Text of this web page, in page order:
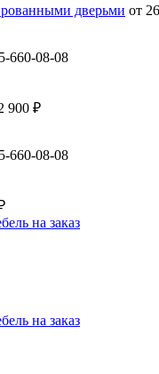
дверьми от
660-08-08
900 ₽
660-08-08
на заказ
на заказ